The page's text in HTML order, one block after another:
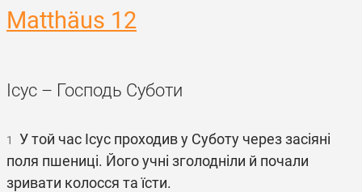
Matthäus 12
Ісус – Господь Суботи
1
У той час Ісус проходив у Суботу через засіяні
поля пшениці. Його учні зголодніли й почали
зривати колосся та їсти.